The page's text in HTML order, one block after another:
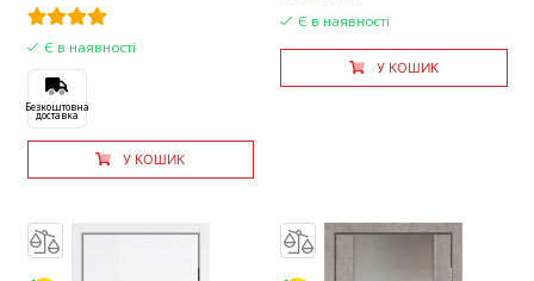
Є в наявності
Безкоштовна
доставка
У КОШИК
Є в наявності
У КОШИК